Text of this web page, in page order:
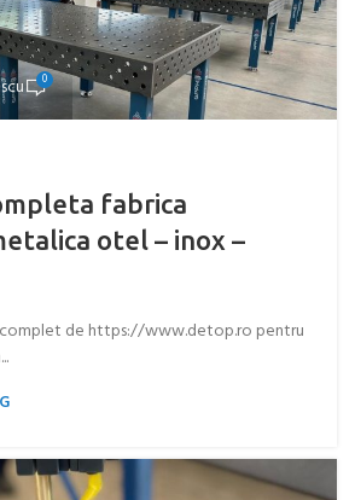
0
fabrica
otel – inox –
de https://www.detop.ro pentru